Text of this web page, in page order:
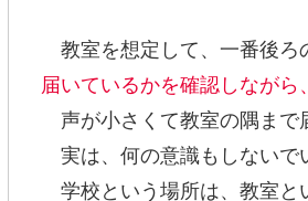
教室を想定して、一番後ろ
届いているかを確認しながら
声が小さくて教室の隅まで
実は、何の意識もしないで
学校という場所は、教室と